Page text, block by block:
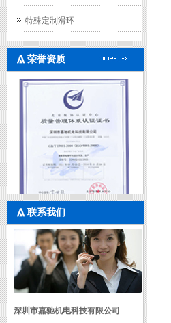
特殊定制滑环
荣誉资质
质量管理体系认证证书
联系我们
深圳市嘉驰机电科技有限公司